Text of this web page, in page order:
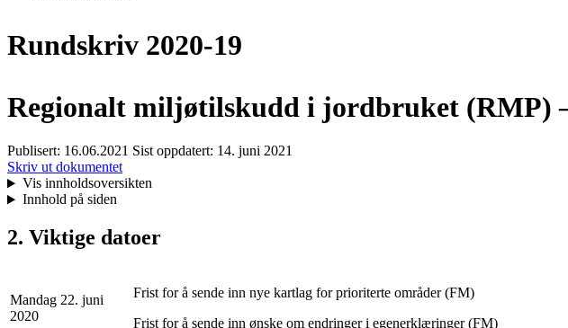
Rundskriv 2020-19
Regionalt miljøtilskudd i jordbruket (RMP)
Publisert: 16.06.2021 Sist oppdatert: 14. juni 2021
Skriv ut dokumentet
Vis innholdsoversikten
Innhold på siden
2. Viktige datoer
Mandag 22. juni
2020
Frist for å sende inn nye kartlag for prioriterte områder (FM)
Frist for å sende inn ønske om endringer i egenerklæringer (FM)